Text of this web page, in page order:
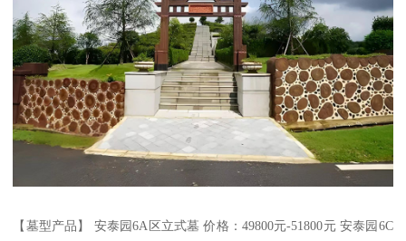
【墓型产品】 安泰园6A区立式墓 价格：49800元-51800元 安泰园6C